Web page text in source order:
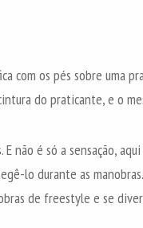
com os pés sobre uma
do praticante, e o
não é só a sensação,
lo durante as
de freestyle e se